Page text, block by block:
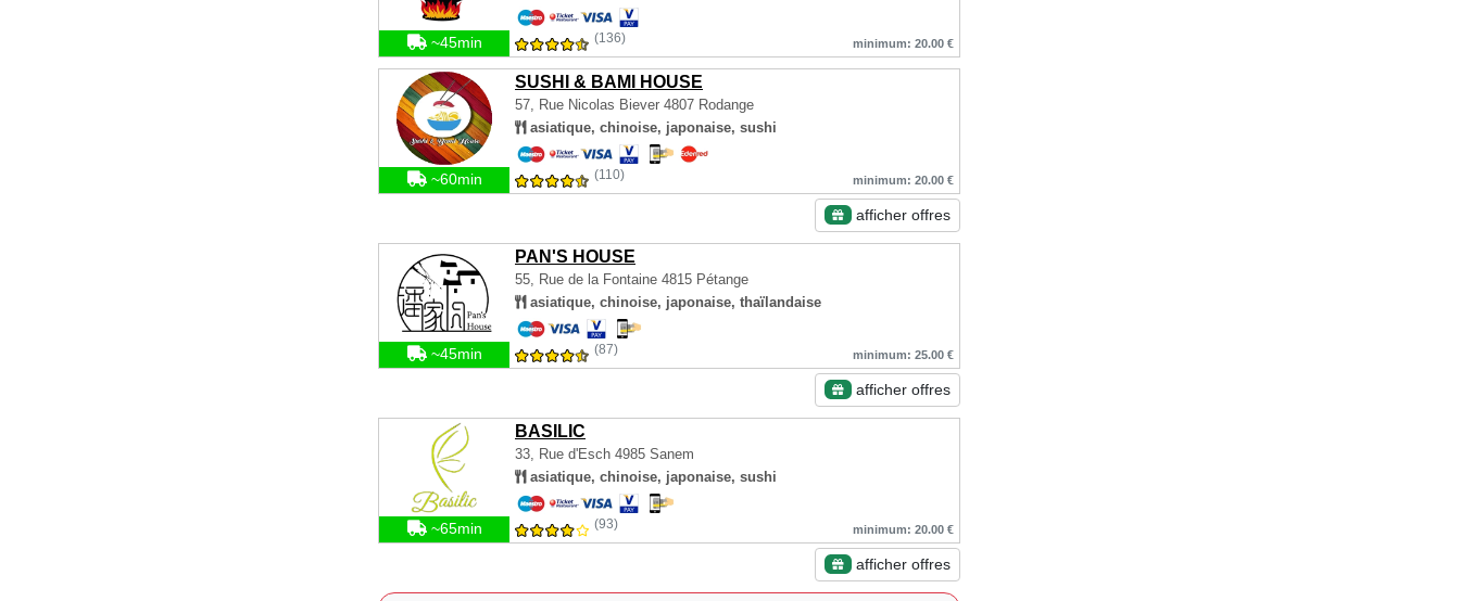
~45min (136) minimum: 20.00 €
SUSHI & BAMI HOUSE
57, Rue Nicolas Biever 4807 Rodange
asiatique, chinoise, japonaise, sushi
~60min (110) minimum: 20.00 €
afficher offres
PAN'S HOUSE
55, Rue de la Fontaine 4815 Pétange
asiatique, chinoise, japonaise, thaïlandaise
~45min (87) minimum: 25.00 €
afficher offres
BASILIC
33, Rue d'Esch 4985 Sanem
asiatique, chinoise, japonaise, sushi
~65min (93) minimum: 20.00 €
afficher offres